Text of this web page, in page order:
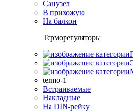
Санузел
В прихожую
На балкон
Терморегуляторы
termo-1
Встраиваемые
Накладные
На DIN-рейку